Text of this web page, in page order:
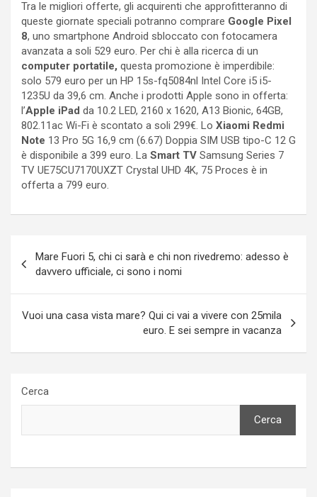
Tra le migliori offerte, gli acquirenti che approfitteranno di
queste giornate speciali potranno comprare Google Pixel
8, uno smartphone Android sbloccato con fotocamera
avanzata a soli 529 euro. Per chi è alla ricerca di un
computer portatile, questa promozione è imperdibile:
solo 579 euro per un HP 15s-fq5084nl Intel Core i5 i5-
1235U da 39,6 cm. Anche i prodotti Apple sono in offerta:
l’Apple iPad da 10.2 LED, 2160 x 1620, A13 Bionic, 64GB,
802.11ac Wi-Fi è scontato a soli 299€. Lo Xiaomi Redmi
Note 13 Pro 5G 16,9 cm (6.67) Doppia SIM USB tipo-C 12 G
è disponibile a 399 euro. La Smart TV Samsung Series 7
TV UE75CU7170UXZT Crystal UHD 4K, 75 Proces è in
offerta a 799 euro.
articoli
Mare Fuori 5, chi ci sarà e chi non rivedremo: adesso è
davvero ufficiale, ci sono i nomi
Vuoi una casa vista mare? Qui ci vai a vivere con 25mila
euro. E sei sempre in vacanza
Cerca
Cerca